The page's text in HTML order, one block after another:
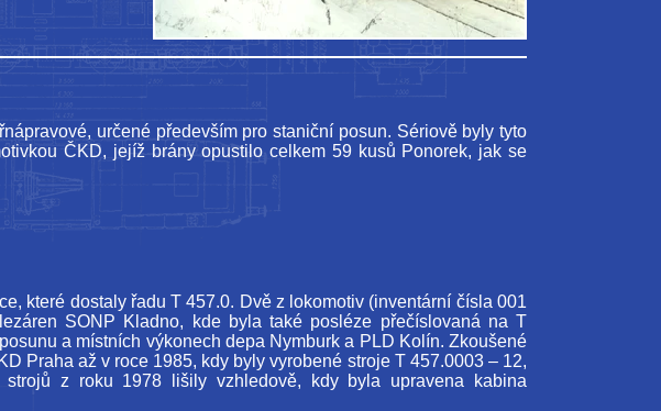
určené především pro staniční posun. Sériově byly tyto
ČKD, jejíž brány opustilo celkem 59 kusů Ponorek, jak se
které dostaly řadu T 457.0. Dvě z lokomotiv (inventární čísla 001
SONP Kladno, kde byla také posléze přečíslovaná na T
a místních výkonech depa Nymburk a PLD Kolín. Zkoušené
Praha až v roce 1985, kdy byly vyrobené stroje T 457.0003 – 12,
z roku 1978 lišily vzhledově, kdy byla upravena kabina